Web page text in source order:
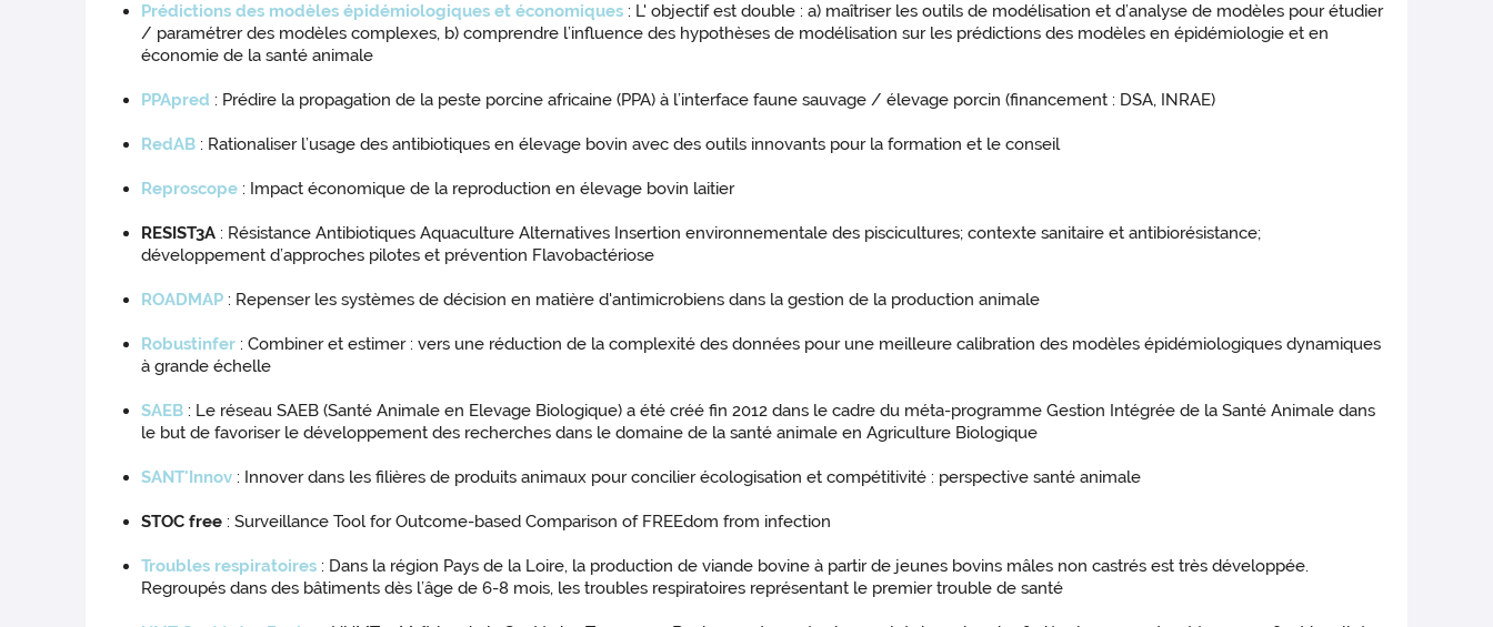
Prédictions des modèles épidémiologiques et économiques : L' objectif est double : a) maîtriser les outils de modélisation et d’analyse de modèles pour étudier
/ paramétrer des modèles complexes, b) comprendre l’influence des hypothèses de modélisation sur les prédictions des modèles en épidémiologie et en
économie de la santé animale
PPApred : Prédire la propagation de la peste porcine africaine (PPA) à l’interface faune sauvage / élevage porcin (financement : DSA, INRAE)
RedAB : Rationaliser l’usage des antibiotiques en élevage bovin avec des outils innovants pour la formation et le conseil
Reproscope : Impact économique de la reproduction en élevage bovin laitier
RESIST3A : Résistance Antibiotiques Aquaculture Alternatives Insertion environnementale des piscicultures; contexte sanitaire et antibiorésistance;
développement d’approches pilotes et prévention Flavobactériose
ROADMAP : Repenser les systèmes de décision en matière d'antimicrobiens dans la gestion de la production animale
Robustinfer : Combiner et estimer : vers une réduction de la complexité des données pour une meilleure calibration des modèles épidémiologiques dynamiques
à grande échelle
SAEB : Le réseau SAEB (Santé Animale en Elevage Biologique) a été créé fin 2012 dans le cadre du méta-programme Gestion Intégrée de la Santé Animale dans
le but de favoriser le développement des recherches dans le domaine de la santé animale en Agriculture Biologique
SANT'Innov : Innover dans les filières de produits animaux pour concilier écologisation et compétitivité : perspective santé animale
STOC free : Surveillance Tool for Outcome-based Comparison of FREEdom from infection
Troubles respiratoires : Dans la région Pays de la Loire, la production de viande bovine à partir de jeunes bovins mâles non castrés est très développée.
Regroupés dans des bâtiments dès l’âge de 6-8 mois, les troubles respiratoires représentant le premier trouble de santé